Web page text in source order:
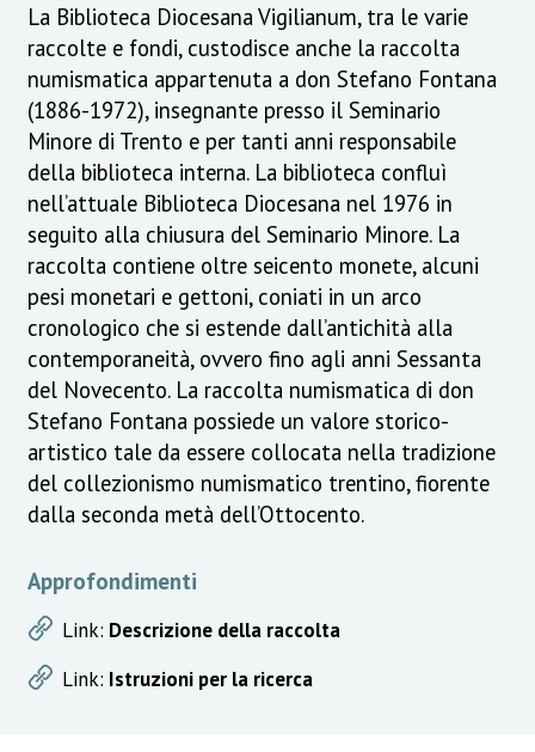
La Biblioteca Diocesana Vigilianum, tra le varie
raccolte e fondi, custodisce anche la raccolta
numismatica appartenuta a don Stefano Fontana
(1886-1972), insegnante presso il Seminario
Minore di Trento e per tanti anni responsabile
della biblioteca interna. La biblioteca confluì
nell’attuale Biblioteca Diocesana nel 1976 in
seguito alla chiusura del Seminario Minore. La
raccolta contiene oltre seicento monete, alcuni
pesi monetari e gettoni, coniati in un arco
cronologico che si estende dall’antichità alla
contemporaneità, ovvero fino agli anni Sessanta
del Novecento. La raccolta numismatica di don
Stefano Fontana possiede un valore storico-
artistico tale da essere collocata nella tradizione
del collezionismo numismatico trentino, fiorente
dalla seconda metà dell’Ottocento.
Approfondimenti
Link: Descrizione della raccolta
Link: Istruzioni per la ricerca